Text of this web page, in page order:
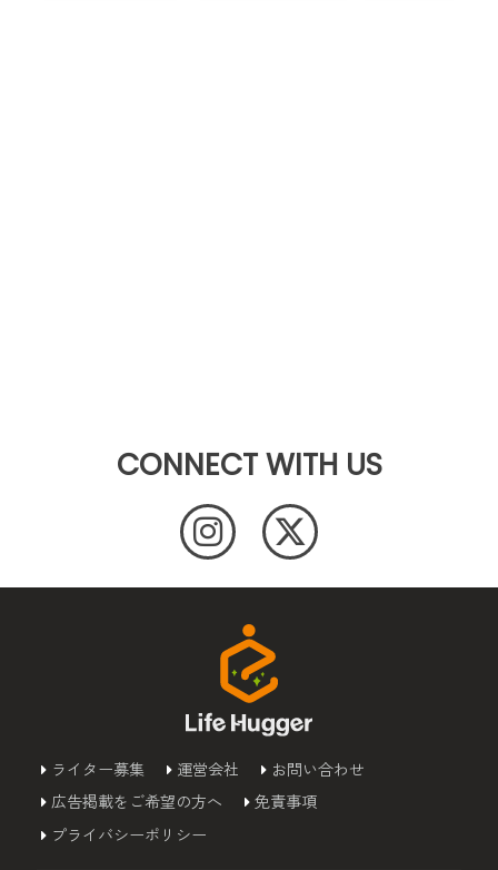
CONNECT WITH US
ライター募集 運営会社
お問い合わせ
広告掲載をご希望の方へ
免責事項
プライバシーポリシー